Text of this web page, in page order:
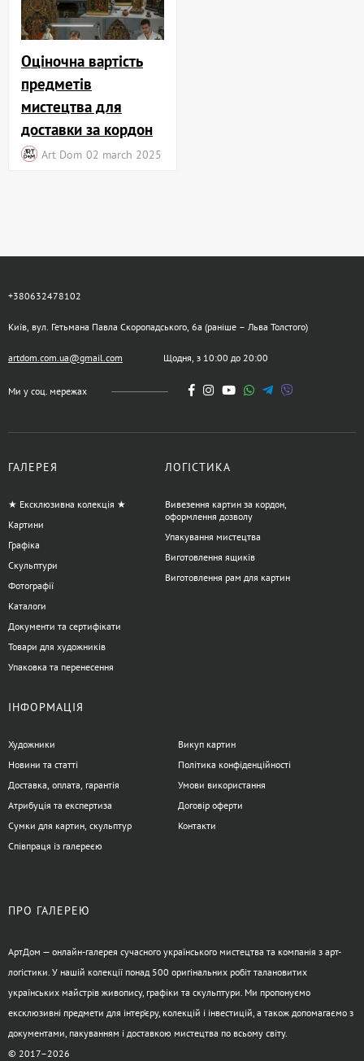
Оціночна вартість
предметів
мистецтва для
доставки за кордон
Art Dom 02 march 2025
+380632478102
Київ, вул. Гетьмана Павла Скоропадського, 6а (раніше – Льва Толстого)
artdom.com.ua@gmail.com Щодня, з 10:00 до 20:00
Ми у соц. мережах
ГАЛЕРЕЯ
★ Ексклюзивна колекція ★
Картини
Графіка
Скульптури
Фотографії
Каталоги
Документи та сертифікати
Товари для художників
Упаковка та перенесення
ЛОГІСТИКА
Вивезення картин за кордон,
оформлення дозволу
Упакування мистецтва
Виготовлення ящиків
Виготовлення рам для картин
ІНФОРМАЦІЯ
Художники
Новини та статті
Доставка, оплата, гарантія
Атрибуція та експертиза
Сумки для картин, скульптур
Співпраця із галереєю
Викуп картин
Політика конфіденційності
Умови використання
Договір оферти
Контакти
ПРО ГАЛЕРЕЮ
АртДом — онлайн-галерея сучасного українського мистецтва та компанія з арт-
логістики. У нашій колекції понад 500 оригінальних робіт талановитих
українських майстрів живопису, графіки та скульптури. Ми пропонуємо
ексклюзивні предмети для інтер’єру, колекцій і інвестицій, а також допомагаємо з
документами, пакуванням і доставкою мистецтва по всьому світу.
© 2017–2026